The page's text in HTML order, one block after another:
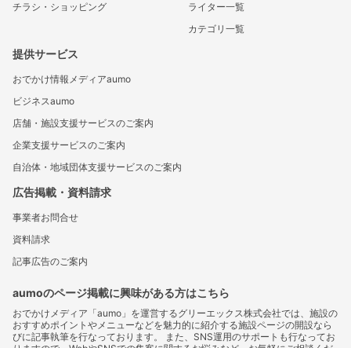
チラシ・ショッピング
ライター一覧
カテゴリ一覧
提供サービス
おでかけ情報メディアaumo
ビジネスaumo
店舗・施設支援サービスのご案内
企業支援サービスのご案内
自治体・地域団体支援サービスのご案内
広告掲載・資料請求
事業者お問合せ
資料請求
記事広告のご案内
aumoのページ掲載に興味がある方はこちら
おでかけメディア「aumo」を運営するグリーエックス株式会社では、施設の
おすすめポイントやメニューなどを魅力的に紹介する施設ページの開設なら
びに記事執筆を行なっております。 また、SNS運用のサポートも行なってお